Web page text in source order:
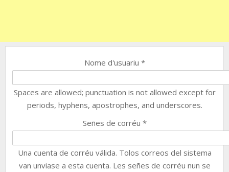
Nome d'usuariu *
Spaces are allowed; punctuation is not allowed except for
periods, hyphens, apostrophes, and underscores.
Señes de corréu *
Una cuenta de corréu válida. Tolos correos del sistema
van unviase a esta cuenta. Les señes de corréu nun se